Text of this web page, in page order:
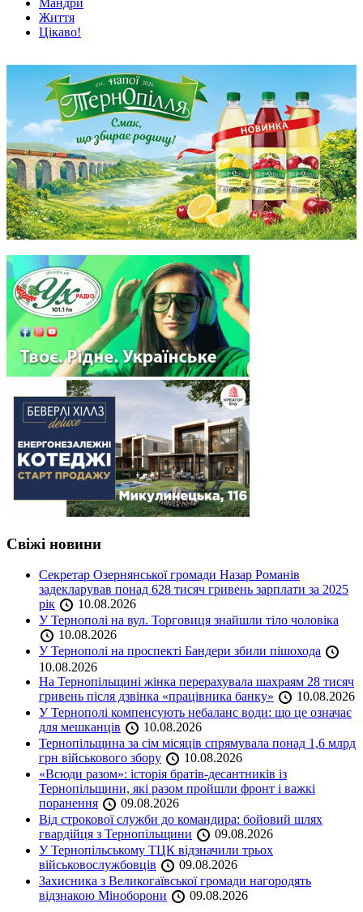
Мандри
Життя
Цікаво!
Свіжі новини
Секретар Озернянської громади Назар Романів
задекларував понад 628 тисяч гривень зарплати за 2025
рік
10.08.2026
У Тернополі на вул. Торговиця знайшли тіло чоловіка
10.08.2026
У Тернополі на проспекті Бандери збили пішохода
10.08.2026
На Тернопільщині жінка перерахувала шахраям 28 тисяч
гривень після дзвінка «працівника банку»
10.08.2026
У Тернополі компенсують небаланс води: що це означає
для мешканців
10.08.2026
Тернопільщина за сім місяців спрямувала понад 1,6 млрд
грн військового збору
10.08.2026
«Всюди разом»: історія братів-десантників із
Тернопільщини, які разом пройшли фронт і важкі
поранення
09.08.2026
Від строкової служби до командира: бойовий шлях
гвардійця з Тернопільщини
09.08.2026
У Тернопільському ТЦК відзначили трьох
військовослужбовців
09.08.2026
Захисника з Великогаївської громади нагородять
відзнакою Міноборони
09.08.2026